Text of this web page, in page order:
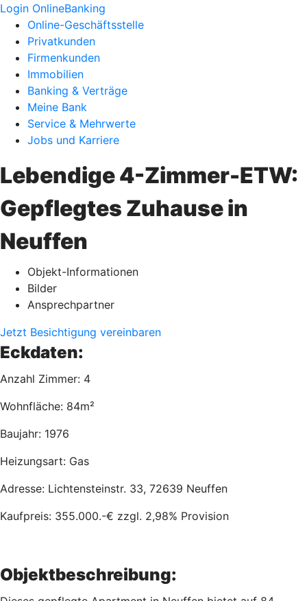
Login OnlineBanking
Online-Geschäftsstelle
Privatkunden
Firmenkunden
Immobilien
Banking & Verträge
Meine Bank
Service & Mehrwerte
Jobs und Karriere
Lebendige 4-Zimmer-ETW:
Gepflegtes Zuhause in
Neuffen
Objekt-Informationen
Bilder
Ansprechpartner
Jetzt Besichtigung vereinbaren
Eckdaten:
Anzahl Zimmer: 4
Wohnfläche: 84m²
Baujahr: 1976
Heizungsart: Gas
Adresse: Lichtensteinstr. 33, 72639 Neuffen
Kaufpreis: 355.000.-€ zzgl. 2,98% Provision
Objektbeschreibung: